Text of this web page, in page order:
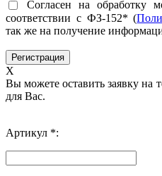
Согласен на обработку
соответствии с ФЗ-152* (
так же на получение
X
Вы можете оставить заявку на
для Вас.
Артикул *: